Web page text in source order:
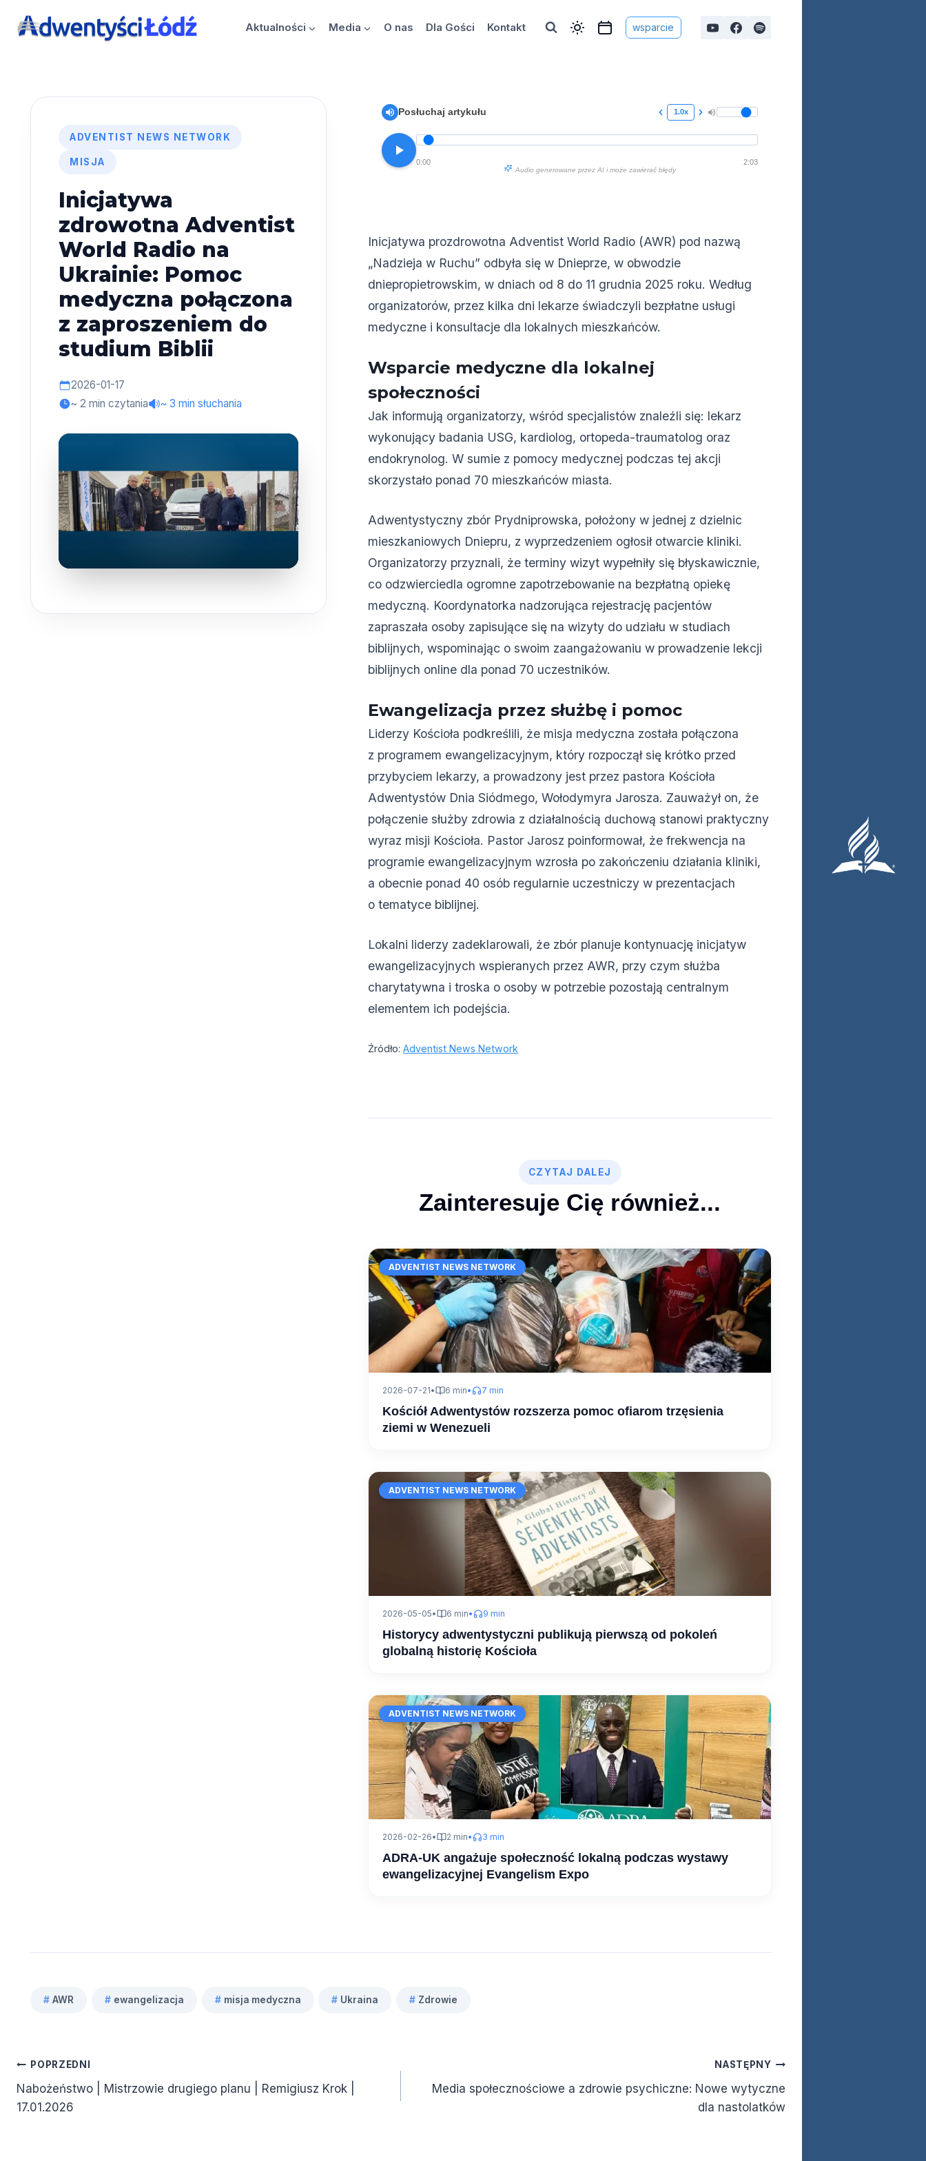
Aktualności Media O nas Dla Gości Kontakt wsparcie
ADVENTIST NEWS NETWORK
MISJA
Inicjatywa
zdrowotna Adventist
World Radio na
Ukrainie: Pomoc
medyczna połączona
z zaproszeniem do
studium Biblii
2026-01-17
~ 2 min czytania
~ 3 min słuchania
Posłuchaj artykułu 1.0x
0:00 2:03
Audio generowane przez AI i może zawierać błędy
Inicjatywa prozdrowotna Adventist World Radio (AWR) pod nazwą
„Nadzieja w Ruchu” odbyła się w Dnieprze, w obwodzie
dniepropietrowskim, w dniach od 8 do 11 grudnia 2025 roku. Według
organizatorów, przez kilka dni lekarze świadczyli bezpłatne usługi
medyczne i konsultacje dla lokalnych mieszkańców.
Wsparcie medyczne dla lokalnej
społeczności
Jak informują organizatorzy, wśród specjalistów znaleźli się: lekarz
wykonujący badania USG, kardiolog, ortopeda-traumatolog oraz
endokrynolog. W sumie z pomocy medycznej podczas tej akcji
skorzystało ponad 70 mieszkańców miasta.
Adwentystyczny zbór Prydniprowska, położony w jednej z dzielnic
mieszkaniowych Dniepru, z wyprzedzeniem ogłosił otwarcie kliniki.
Organizatorzy przyznali, że terminy wizyt wypełniły się błyskawicznie,
co odzwierciedla ogromne zapotrzebowanie na bezpłatną opiekę
medyczną. Koordynatorka nadzorująca rejestrację pacjentów
zapraszała osoby zapisujące się na wizyty do udziału w studiach
biblijnych, wspominając o swoim zaangażowaniu w prowadzenie lekcji
biblijnych online dla ponad 70 uczestników.
Ewangelizacja przez służbę i pomoc
Liderzy Kościoła podkreślili, że misja medyczna została połączona
z programem ewangelizacyjnym, który rozpoczął się krótko przed
przybyciem lekarzy, a prowadzony jest przez pastora Kościoła
Adwentystów Dnia Siódmego, Wołodymyra Jarosza. Zauważył on, że
połączenie służby zdrowia z działalnością duchową stanowi praktyczny
wyraz misji Kościoła. Pastor Jarosz poinformował, że frekwencja na
programie ewangelizacyjnym wzrosła po zakończeniu działania kliniki,
a obecnie ponad 40 osób regularnie uczestniczy w prezentacjach
o tematyce biblijnej.
Lokalni liderzy zadeklarowali, że zbór planuje kontynuację inicjatyw
ewangelizacyjnych wspieranych przez AWR, przy czym służba
charytatywna i troska o osoby w potrzebie pozostają centralnym
elementem ich podejścia.
Źródło:Adventist News Network
CZYTAJ DALEJ
Zainteresuje Cię również...
ADVENTIST NEWS NETWORK
2026-07-21• 6 min• 7 min
Kościół Adwentystów rozszerza pomoc ofiarom trzęsienia
ziemi w Wenezueli
ADVENTIST NEWS NETWORK
2026-05-05• 6 min• 9 min
Historycy adwentystyczni publikują pierwszą od pokoleń
globalną historię Kościoła
ADVENTIST NEWS NETWORK
2026-02-26• 2 min• 3 min
ADRA-UK angażuje społeczność lokalną podczas wystawy
ewangelizacyjnej Evangelism Expo
Tagi
# AWR # ewangelizacja # misja medyczna # Ukraina # Zdrowie
Nawigacja
wpisu
POPRZEDNI
Nabożeństwo | Mistrzowie drugiego planu | Remigiusz Krok |
17.01.2026
NASTĘPNY
Media społecznościowe a zdrowie psychiczne: Nowe wytyczne
dla nastolatków